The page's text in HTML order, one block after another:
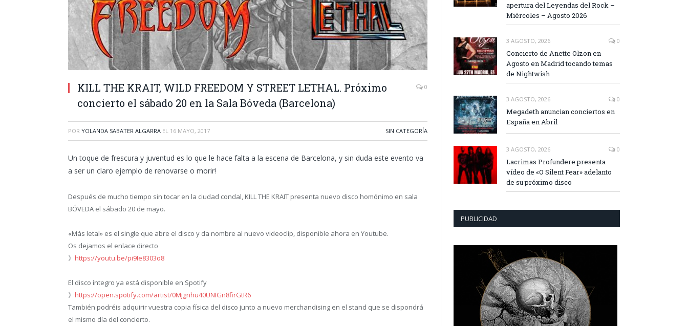
KILL THE KRAIT, WILD FREEDOM Y STREET LETHAL. Próximo
concierto el sábado 20 en la Sala Bóveda (Barcelona)
0
POR YOLANDA SABATER ALGARRA EL 16 MAYO, 2017 SIN CATEGORÍA
Un toque de frescura y juventud es lo que le hace falta a la escena de Barcelona, y sin duda este evento va
a ser un claro ejemplo de renovarse o morir!
Después de mucho tiempo sin tocar en la ciudad condal, KILL THE KRAIT presenta nuevo disco homónimo en sala
BÓVEDA el sábado 20 de mayo.
«Más letal» es el single que abre el disco y da nombre al nuevo videoclip, disponible ahora en Youtube.
Os dejamos el enlace directo
》 https://youtu.be/pi9Ie8303o8
El disco íntegro ya está disponible en Spotify
》 https://open.spotify.com/artist/0Mjgnhu40UNIGn8firGtR6
También podréis adquirir vuestra copia física del disco junto a nuevo merchandising en el stand que se dispondrá
el mismo día del concierto.
apertura del Leyendas del Rock –
Miércoles – Agosto 2026
3 AGOSTO, 2026 0
Concierto de Anette Olzon en
Agosto en Madrid tocando temas
de Nightwish
3 AGOSTO, 2026 0
Megadeth anuncian conciertos en
España en Abril
3 AGOSTO, 2026 0
Lacrimas Profundere presenta
vídeo de «O Silent Fear» adelanto
de su próximo disco
PUBLICIDAD